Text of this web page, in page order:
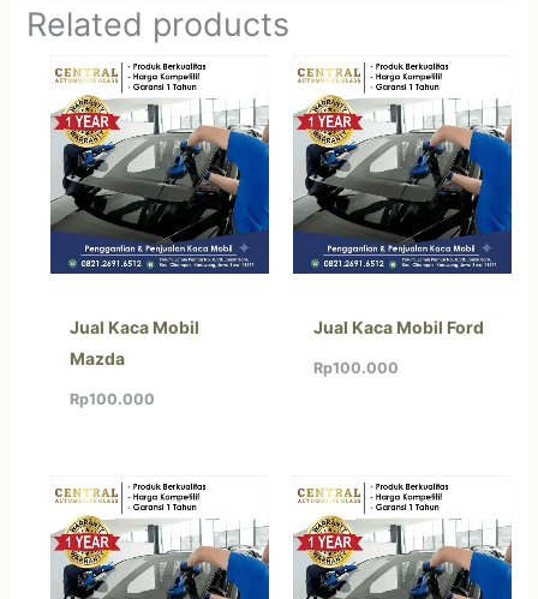
Related products
Jual Kaca Mobil
Mazda
Rp100.000
Jual Kaca Mobil Ford
Rp100.000